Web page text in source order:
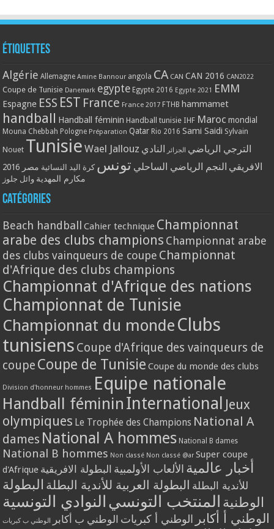
Étiquettes
Algérie Allemagne Amine Bannour angola CA CAN CAN 2016 CAN2022
Coupe de Tunisie Danemark egypte Egypte 2016 Egypte 2021 EMM
Espagne ESS EST France France 2017 FTHB hammamet
handball Handball féminin Handball tunisie IHF Maroc mondial
Mouna Chebbah Pologne Préparation Qatar Rio 2016 Sami Saidi Sylvain
Nouet Tunisie Wael Jallouz الترجي الرياضي الجزائر النادي
الافريقي النجم الرياضي الساحلي تونس كرة اليد النسائية مصر 2016
مكارم المهدية وائل جلوز
Catégories
Beach handball Cahier technique Championnat
arabe des clubs champions Championnat arabe
des clubs vainqueurs de coupe Championnat
d'Afrique des clubs champions
Championnat d'Afrique des nations
Championnat de Tunisie
Championnat du monde Clubs
tunisiens Coupe d'Afrique des vainqueurs de
coupe Coupe de Tunisie Coupe du monde des clubs
Division d'honneur hommes Equipe nationale
Handball féminin International Jeux
olympiques Le Trophée des Champions National A
dames National A hommes National B dames
National B hommes Non classé Non classé @ar Super coupe
d'Afrique
أخبار عالمية الألعاب الأولمبية البطولة الافريقية
للأندية البطلة البطولة العربية للأندية البطلة البطولة
الوطنية المنتخب التونسي النوادي التونسية
الوطني أ أكابر الوطني أ كبريات الوطني ب أكابر الوطني ب كبريات